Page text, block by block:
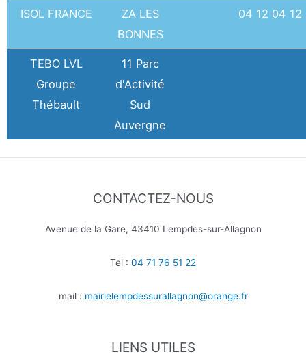
ISOL FRANCE
ZA LES
BONNES
04 12 04 12
TEBO LVL
Groupe
Thébault
11 Parc
d'Activité
Sud
Auvergne
CONTACTEZ-NOUS
Avenue de la Gare, 43410 Lempdes-sur-Allagnon
Tel : 04 71 76 51 22
mail : mairielempdessurallagnon@orange.fr
LIENS UTILES